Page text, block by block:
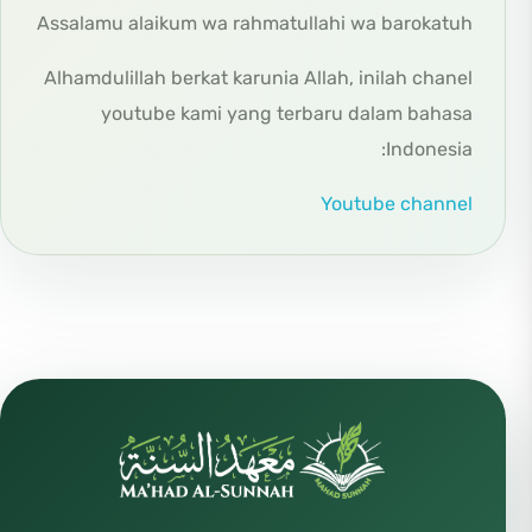
Assalamu alaikum wa rahmatullahi wa barokatuh
Alhamdulillah berkat karunia Allah, inilah chanel
youtube kami yang terbaru dalam bahasa
Indonesia:
Youtube channel